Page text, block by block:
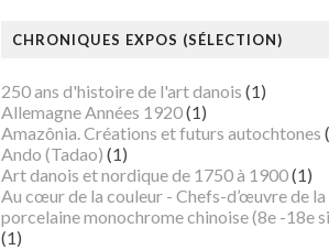
CHRONIQUES EXPOS (SÉLECTION)
250 ans d'histoire de l'art danois (1)
Allemagne Années 1920(1)
Amazônia. Créations et futurs autochtones
Ando (Tadao) (1)
Art danois et nordique de 1750 à 1900(1)
Au cœur de la couleur - Chefs-d’œuvre de la
porcelaine monochrome chinoise (8e -18e
(1)